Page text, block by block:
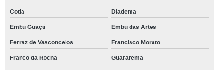
Cotia Diadema
Embu Guaçú Embu das Artes
Ferraz de Vasconcelos Francisco Morato
Franco da Rocha Guararema